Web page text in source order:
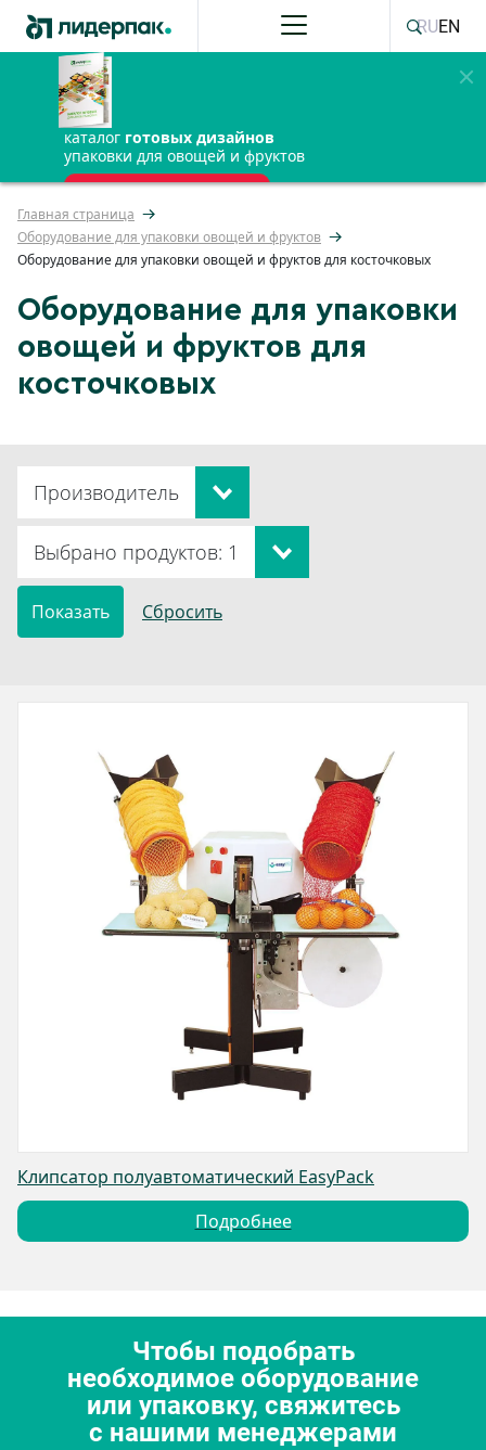
каталог готовых дизайнов
упаковки для овощей и фруктов
ПОЛУЧИТЬ БЕСПЛАТНО
RUEN
Главная страница
Оборудование для упаковки овощей и фруктов
Оборудование для упаковки овощей и фруктов для косточковых
Оборудование для упаковки
овощей и фруктов для
косточковых
Производитель
Выбрано продуктов: 1
Клипсатор полуавтоматический EasyPack
Подробнее
Чтобы подобрать
необходимое оборудование
или упаковку, свяжитесь
с нашими менеджерами